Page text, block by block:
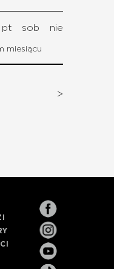
pt sob nie
miesiącu
>